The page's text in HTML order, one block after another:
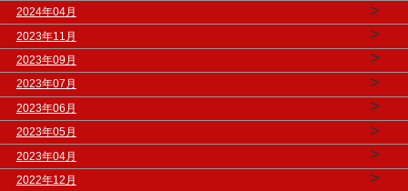
2024年04月 >
2023年11月 >
2023年09月 >
2023年07月 >
2023年06月 >
2023年05月 >
2023年04月 >
2022年12月 >